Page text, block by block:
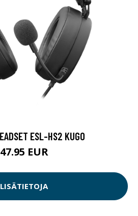
ESL-HS2 KUGO
47.95 EUR
LISÄTIETOJA